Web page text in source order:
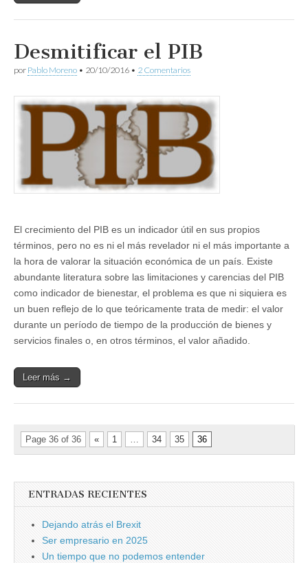
Desmitificar el PIB
por Pablo Moreno • 20/10/2016 • 2 Comentarios
El crecimiento del PIB es un indicador útil en sus propios
términos, pero no es ni el más revelador ni el más importante a
la hora de valorar la situación económica de un país. Existe
abundante literatura sobre las limitaciones y carencias del PIB
como indicador de bienestar, el problema es que ni siquiera es
un buen reflejo de lo que teóricamente trata de medir: el valor
durante un período de tiempo de la producción de bienes y
servicios finales o, en otros términos, el valor añadido.
Leer más →
Page 36 of 36 « 1 … 34 35 36
ENTRADAS RECIENTES
Dejando atrás el Brexit
Ser empresario en 2025
Un tiempo que no podemos entender